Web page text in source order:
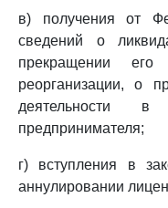
в) получения от
сведений о
прекращении его
реорганизации, о
деятельности в
предпринимателя;
г) вступления в
аннулировании